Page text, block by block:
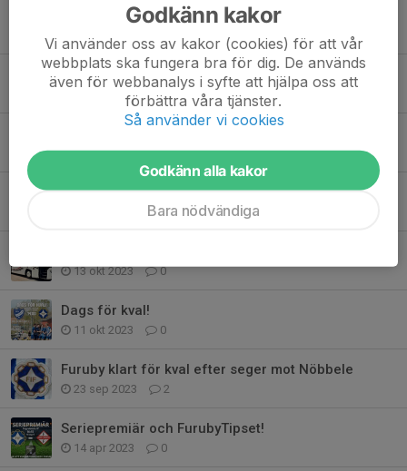
Tidigare nyheter
Seriepremiär imorgon 24 April!
23 apr 2025 0
6 nov 2023 0
Vinst i första kvalmatchen!
0
13 okt 2023 0
Dags för kval!
11 okt 2023 0
Furuby klart för kval efter seger mot Nöbbele
23 sep 2023 2
Seriepremiär och FurubyTipset!
14 apr 2023 0
Godkänn kakor
Vi använder oss av kakor (cookies) för att vår
webbplats ska fungera bra för dig. De används
även för webbanalys i syfte att hjälpa oss att
förbättra våra tjänster.
Så använder vi cookies
Godkänn alla kakor
Bara nödvändiga